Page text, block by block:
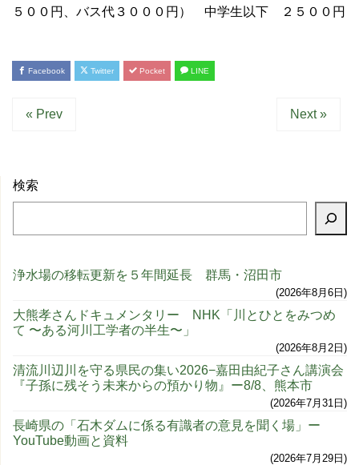
５００円、バス代３０００円） 中学生以下 ２５００円
Facebook Twitter Pocket LINE
« Prev Next »
検索
浄水場の移転更新を５年間延長 群馬・沼田市
2026年8月6日
大熊孝さんドキュメンタリー NHK「川とひとをみつめ
て 〜ある河川工学者の半生〜」
2026年8月2日
清流川辺川を守る県民の集い2026−嘉田由紀子さん講演会
『子孫に残そう未来からの預かり物』ー8/8、熊本市
2026年7月31日
長崎県の「石木ダムに係る有識者の意見を聞く場」ー
YouTube動画と資料
2026年7月29日